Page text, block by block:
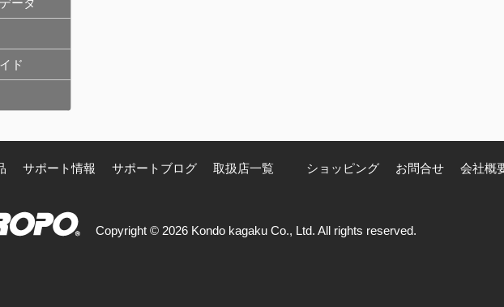
ータ
ド
サポート情報 サポートブログ 取扱店一覧 ショッピング お問合せ 会社概
Copyright © 2026 Kondo kagaku Co., Ltd. All rights reserved.